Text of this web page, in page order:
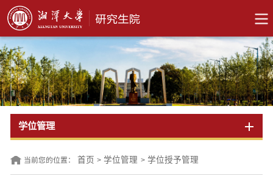
学位管理
当前您的位置： 首页 > 学位管理 > 学位授予管理